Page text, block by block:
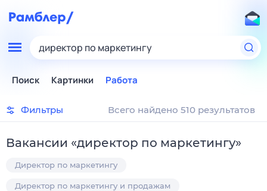
директор по маркетингу
Поиск Картинки Работа
Фильтры Всего найдено 510 результатов
Вакансии «директор по маркетингу»
Директор по маркетингу
Директор по маркетингу и продажам